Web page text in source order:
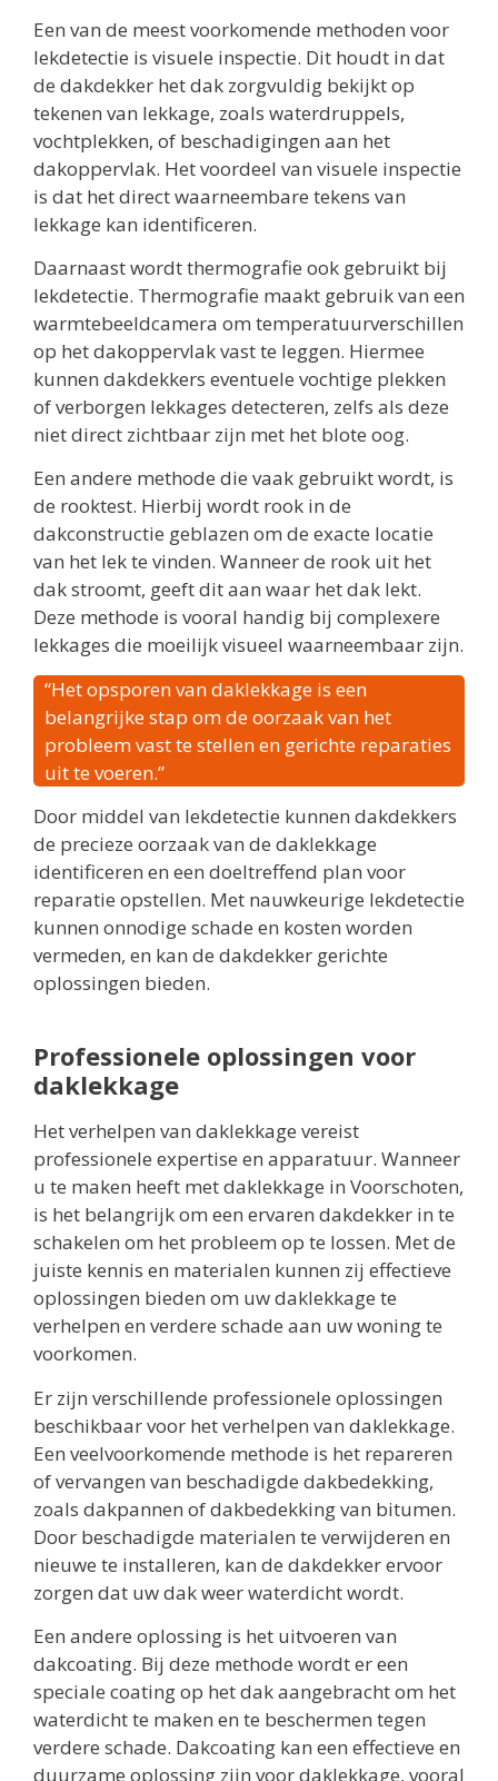
Een van de meest voorkomende methoden voor
lekdetectie is visuele inspectie. Dit houdt in dat
de dakdekker het dak zorgvuldig bekijkt op
tekenen van lekkage, zoals waterdruppels,
vochtplekken, of beschadigingen aan het
dakoppervlak. Het voordeel van visuele inspectie
is dat het direct waarneembare tekens van
lekkage kan identificeren.
Daarnaast wordt thermografie ook gebruikt bij
lekdetectie. Thermografie maakt gebruik van een
warmtebeeldcamera om temperatuurverschillen
op het dakoppervlak vast te leggen. Hiermee
kunnen dakdekkers eventuele vochtige plekken
of verborgen lekkages detecteren, zelfs als deze
niet direct zichtbaar zijn met het blote oog.
Een andere methode die vaak gebruikt wordt, is
de rooktest. Hierbij wordt rook in de
dakconstructie geblazen om de exacte locatie
van het lek te vinden. Wanneer de rook uit het
dak stroomt, geeft dit aan waar het dak lekt.
Deze methode is vooral handig bij complexere
lekkages die moeilijk visueel waarneembaar zijn.
“Het opsporen van daklekkage is een
belangrijke stap om de oorzaak van het
probleem vast te stellen en gerichte reparaties
uit te voeren.”
Door middel van lekdetectie kunnen dakdekkers
de precieze oorzaak van de daklekkage
identificeren en een doeltreffend plan voor
reparatie opstellen. Met nauwkeurige lekdetectie
kunnen onnodige schade en kosten worden
vermeden, en kan de dakdekker gerichte
oplossingen bieden.
Professionele oplossingen voor
daklekkage
Het verhelpen van daklekkage vereist
professionele expertise en apparatuur. Wanneer
u te maken heeft met daklekkage in Voorschoten,
is het belangrijk om een ervaren dakdekker in te
schakelen om het probleem op te lossen. Met de
juiste kennis en materialen kunnen zij effectieve
oplossingen bieden om uw daklekkage te
verhelpen en verdere schade aan uw woning te
voorkomen.
Er zijn verschillende professionele oplossingen
beschikbaar voor het verhelpen van daklekkage.
Een veelvoorkomende methode is het repareren
of vervangen van beschadigde dakbedekking,
zoals dakpannen of dakbedekking van bitumen.
Door beschadigde materialen te verwijderen en
nieuwe te installeren, kan de dakdekker ervoor
zorgen dat uw dak weer waterdicht wordt.
Een andere oplossing is het uitvoeren van
dakcoating. Bij deze methode wordt er een
speciale coating op het dak aangebracht om het
waterdicht te maken en te beschermen tegen
verdere schade. Dakcoating kan een effectieve en
duurzame oplossing zijn voor daklekkage, vooral